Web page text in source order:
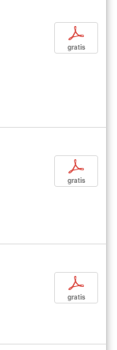
p
gratis
p
gratis
p
gratis